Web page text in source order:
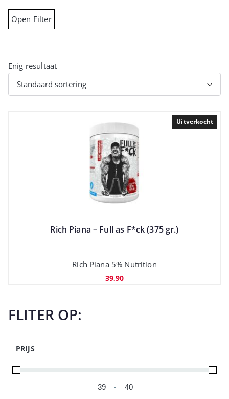
Open Filter
Enig resultaat
Uitverkocht
Rich Piana – Full as F*ck (375 gr.)
Rich Piana 5% Nutrition
39,90
FLITER OP:
PRIJS
Minimale prijs
-
Maximale prijs